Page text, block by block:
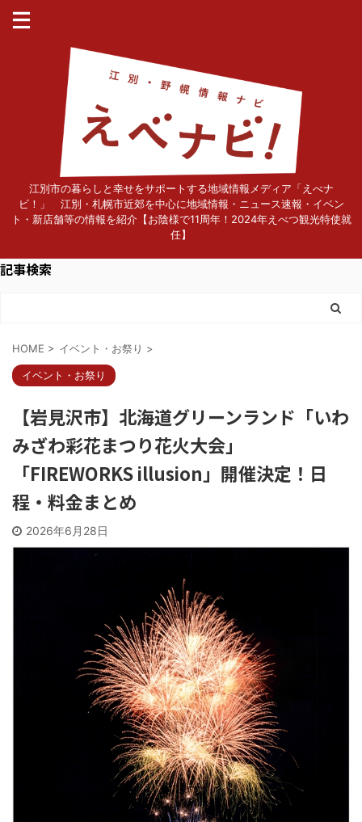
江別市の暮らしと幸せをサポートする地域情報メディア「えべナ
ビ！」 江別・札幌市近郊を中心に地域情報・ニュース速報・イベン
ト・新店舗等の情報を紹介【お陰様で11周年！2024年えべつ観光特使就
任】
記事検索
HOME > イベント・お祭り >
イベント・お祭り
【岩見沢市】北海道グリーンランド「いわ
みざわ彩花まつり花火大会」
「FIREWORKS illusion」開催決定！日
程・料金まとめ
2026年6月28日